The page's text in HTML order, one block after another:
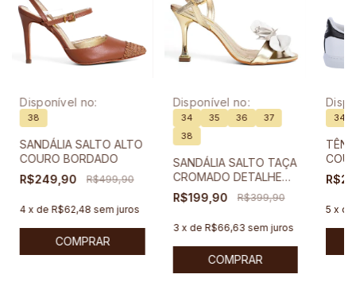
Disponível no:
38
SANDÁLIA SALTO ALTO
COURO BORDADO
R$249,90
R$499,90
4 x de R$62,48 sem juros
COMPRAR
Disponível no:
34 35 36
37
38
SANDÁLIA SALTO TAÇA
CROMADO DETALHE
FLOR
R$199,90 R$399,90
3 x de R$66,63 sem juros
COMPRAR
34
5 x de